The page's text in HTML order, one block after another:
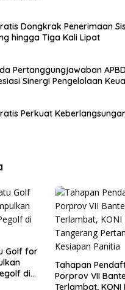
Dongkrak Penerimaan
hingga Tiga Kali Lipat
Pertanggungjawaban
Sinergi Pengelolaan
Perkuat
Golf for
di
Tahapan
Porprov VII
Terlambat,